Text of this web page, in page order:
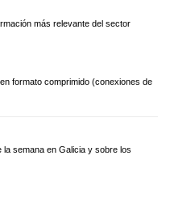
más relevante del sector
formato comprimido (conexiones de
semana en Galicia y sobre los